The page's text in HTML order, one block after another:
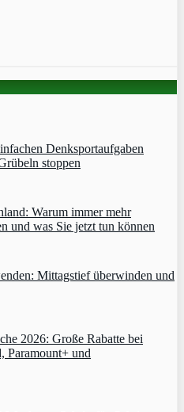
Denksportaufgaben
stoppen
Warum immer mehr
und was Sie jetzt tun können
Mittagstief überwinden und
2026: Große Rabatte bei
Paramount+ und